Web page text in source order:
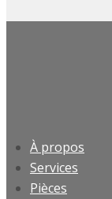
À propos
Services
Pièces